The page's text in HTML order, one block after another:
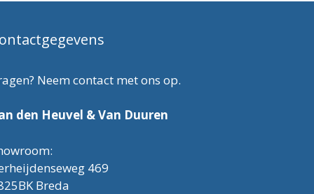
Neem contact met ons op.
den Heuvel & Van Duuren
469
Breda